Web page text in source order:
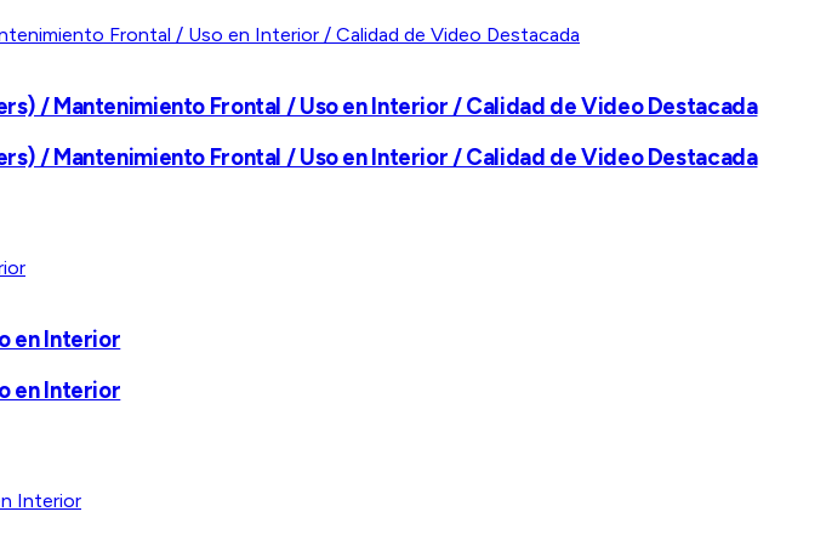
/ Mantenimiento Frontal / Uso en Interior / Calidad de Video Destacada
/ Mantenimiento Frontal / Uso en Interior / Calidad de Video Destacada
en Interior
en Interior